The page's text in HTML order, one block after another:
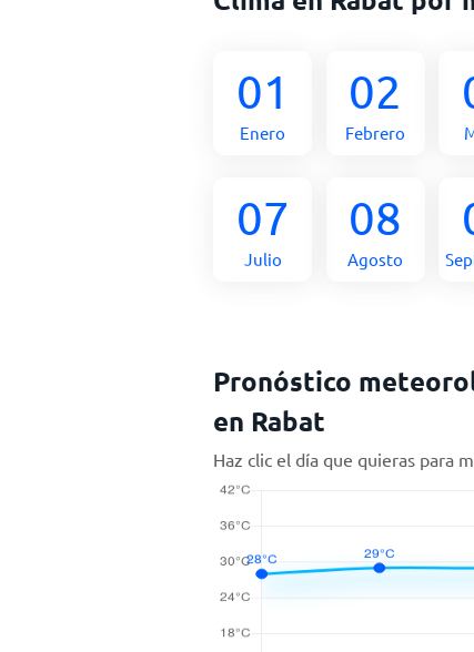
01
Enero
02
Febrero
07
Julio
08
Agosto
Pronóstico
en Rabat
Haz clic el día que quieras para